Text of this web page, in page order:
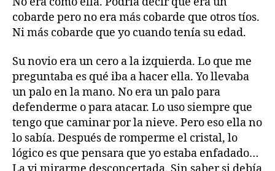
cobarde pero no era más cobarde que otros tíos.
Ni más cobarde que yo cuando tenía su edad.
Su novio era un cero a la izquierda. Lo que me
preguntaba es qué iba a hacer ella. Yo llevaba
un palo en la mano. No era un palo para
defenderme o para atacar. Lo uso siempre que
tengo que caminar por la nieve. Pero eso ella no
lo sabía. Después de romperme el cristal, lo
lógico es que pensara que yo estaba enfadado…